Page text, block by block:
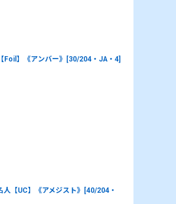
Foil】《アンバー》[30/204・JA・4]
【UC】《アメジスト》[40/204・